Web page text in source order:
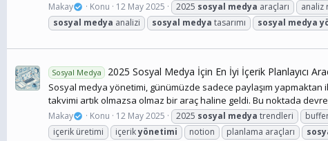
Makay Konu 12 May 2025 2025 sosyal medya araçları analiz
sosyal medya analizi sosyal medya tasarımı sosyal medya
Sosyal Medya 2025 Sosyal Medya İçin En İyi İçerik Planlayıcı
Sosyal medya yönetimi, günümüzde sadece paylaşım
takvimi artık olmazsa olmaz bir araç haline geldi. Bu noktada
Makay Konu 12 May 2025 2025 sosyal medya trendleri
içerik üretimi
içerikyönetimi notion planlama araçları